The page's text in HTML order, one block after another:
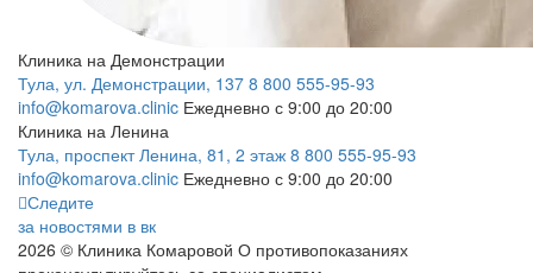
Клиника на Демонстрации
Тула, ул. Демонстрации, 137 8 800 555-95-93
info@komarova.clinic Ежедневно с 9:00 до 20:00
Клиника на Ленина
Тула, проспект Ленина, 81, 2 этаж 8 800 555-95-93
info@komarova.clinic Ежедневно с 9:00 до 20:00
Следите
за новостями в вк
2026 © Клиника Комаровой О противопоказаниях